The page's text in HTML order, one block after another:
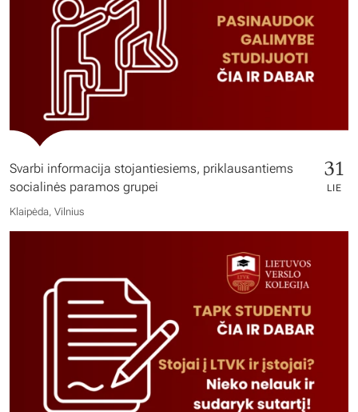
Svarbi informacija stojantiesiems, priklausantiems
socialinės paramos grupei
31
LIE
Klaipėda, Vilnius